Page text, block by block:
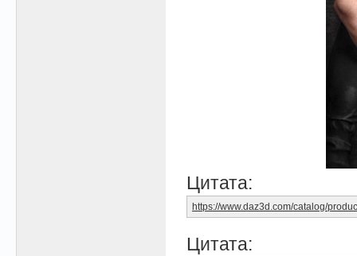
Цитата:
https://www.daz3d.com/catalog/
Цитата: